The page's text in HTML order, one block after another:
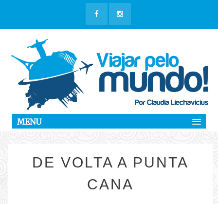
MENU
DE VOLTA A PUNTA
CANA